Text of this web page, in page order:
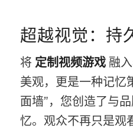
超越视觉：持
将 定制视频游戏 融
美观，更是一种记忆
面墙”，您创造了与
忆。观众不再只是观